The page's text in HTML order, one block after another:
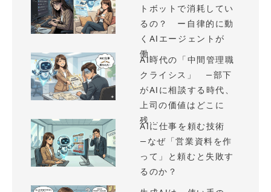
トボットで消耗してい
るの？ ー自律的に動
くAIエージェントが
働...
AI時代の「中間管理職
クライシス」 —部下
がAIに相談する時代、
上司の価値はどこに
残...
AIに仕事を頼む技術
—なぜ「営業資料を作
って」と頼むと失敗す
るのか？